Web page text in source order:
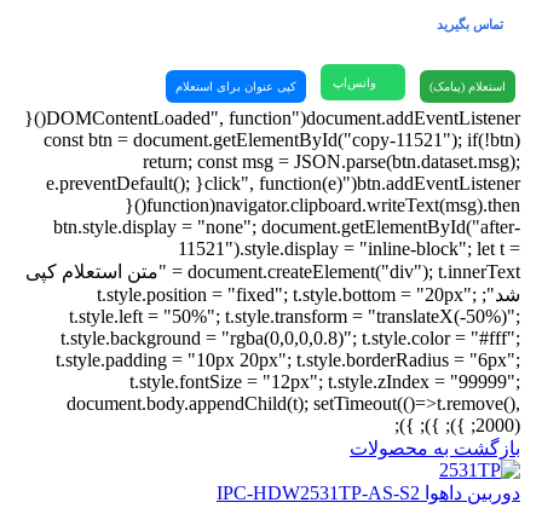
تماس بگیرید
استعلام (پیامک) واتس‌اپ کپی عنوان برای استعلام
document.addEventListener("DOMContentLoaded", function(){
const btn = document.getElementById("copy-11521"); if(!btn)
return; const msg = JSON.parse(btn.dataset.msg);
btn.addEventListener("click", function(e){ e.preventDefault();
navigator.clipboard.writeText(msg).then(function(){
btn.style.display = "none"; document.getElementById("after-
11521").style.display = "inline-block"; let t =
document.createElement("div"); t.innerText = "متن استعلام کپی
شد"; t.style.position = "fixed"; t.style.bottom = "20px";
t.style.left = "50%"; t.style.transform = "translateX(-50%)";
t.style.background = "rgba(0,0,0,0.8)"; t.style.color = "#fff";
t.style.padding = "10px 20px"; t.style.borderRadius = "6px";
t.style.fontSize = "12px"; t.style.zIndex = "99999";
document.body.appendChild(t); setTimeout(()=>t.remove(),
2000); }); }); });
بازگشت به محصولات
دوربین داهوا IPC-HDW2531TP-AS-S2